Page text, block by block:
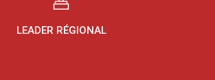
LEADER RÉGIONAL